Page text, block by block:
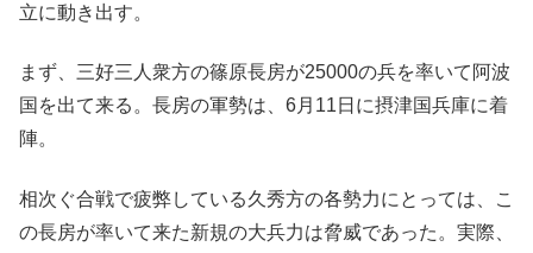
立に動き出す。
まず、三好三人衆方の篠原長房が25000の兵を率いて阿波
国を出て来る。長房の軍勢は、6月11日に摂津国兵庫に着
陣。
相次ぐ合戦で疲弊している久秀方の各勢力にとっては、こ
の長房が率いて来た新規の大兵力は脅威であった。実際、